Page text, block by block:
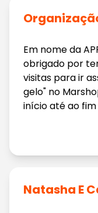
Em nome da
obrigado por
visitas para ir
gelo" no
início até ao
Natasha E